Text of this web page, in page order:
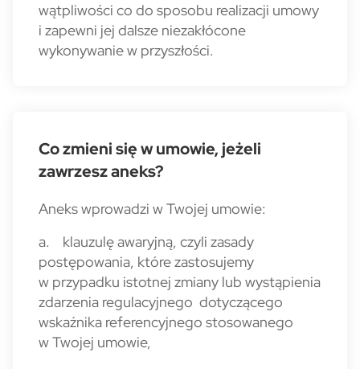
wątpliwości co do sposobu realizacji umowy
i zapewni jej dalsze niezakłócone
wykonywanie w przyszłości.
Co zmieni się w umowie, jeżeli
zawrzesz aneks?
Aneks wprowadzi w Twojej umowie:
a. klauzulę awaryjną, czyli zasady
postępowania, które zastosujemy
w przypadku istotnej zmiany lub wystąpienia
zdarzenia regulacyjnego dotyczącego
wskaźnika referencyjnego stosowanego
w Twojej umowie,